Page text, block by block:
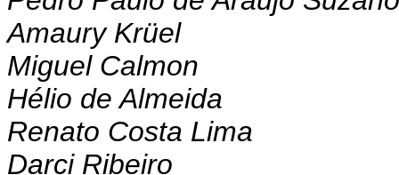
Amaury Krüel
Miguel Calmon
Hélio de Almeida
Renato Costa Lima
Darci Ribeiro